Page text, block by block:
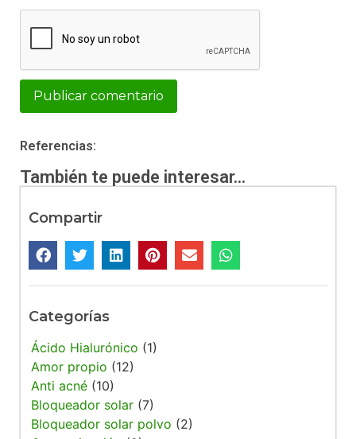
Referencias:
También te puede interesar...
Compartir
Categorías
Ácido Hialurónico (1)
Amor propio (12)
Anti acné (10)
Bloqueador solar (7)
Bloqueador solar polvo (2)